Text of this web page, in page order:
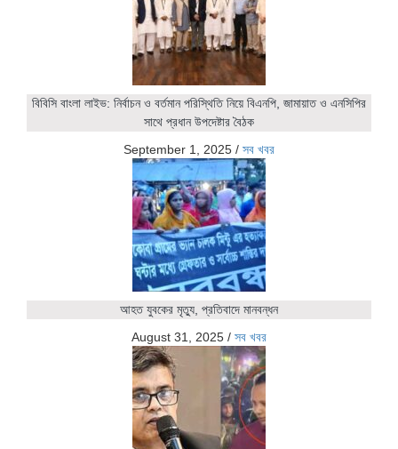
বিবিসি বাংলা লাইভ: নির্বাচন ও বর্তমান পরিস্থিতি নিয়ে বিএনপি, জামায়াত ও এনসিপির
সাথে প্রধান উপদেষ্টার বৈঠক
September 1, 2025 / সব খবর
আহত যুবকের মৃত্যু, প্রতিবাদে মানবন্ধন
August 31, 2025 / সব খবর